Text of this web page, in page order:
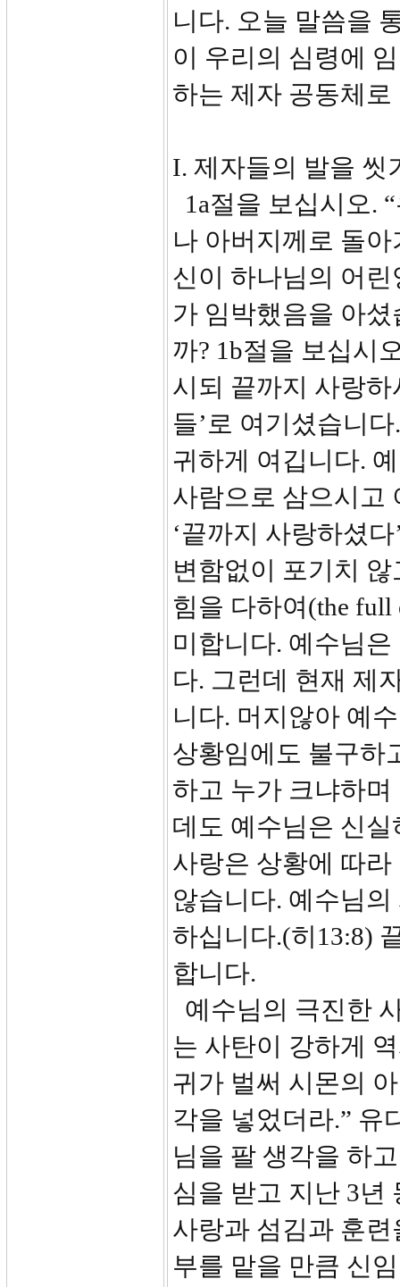
니다. 오늘 말씀을
이 우리의 심령에
하는 제자 공동체
I. 제자들의 발을 씻
1a절을 보십시오.
나 아버지께로 돌
신이 하나님의 어
가 임박했음을 아
까? 1b절을 보십시
시되 끝까지 사랑
들’로 여기셨습니
귀하게 여깁니다.
사람으로 삼으시고
‘끝까지 사랑하셨
변함없이 포기치
힘을 다하여(the full
미합니다. 예수님
다. 그런데 현재 제
니다. 머지않아 예
상황임에도 불구하
하고 누가 크냐하
데도 예수님은 신
사랑은 상황에 따
않습니다. 예수님
하십니다.(히13:8)
합니다.
예수님의 극진한
는 사탄이 강하게
귀가 벌써 시몬의
각을 넣었더라.” 유
님을 팔 생각을 하
심을 받고 지난 3년
사랑과 섬김과 훈
부를 맡을 만큼 신